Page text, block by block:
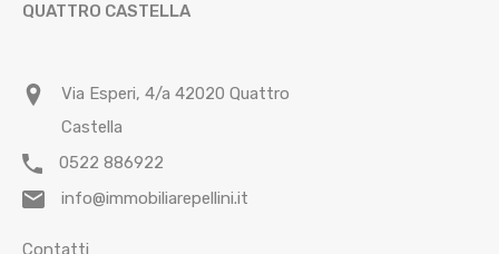
QUATTRO CASTELLA
Via Esperi, 4/a 42020 Quattro
Castella
0522 886922
info@immobiliarepellini.it
Contatti